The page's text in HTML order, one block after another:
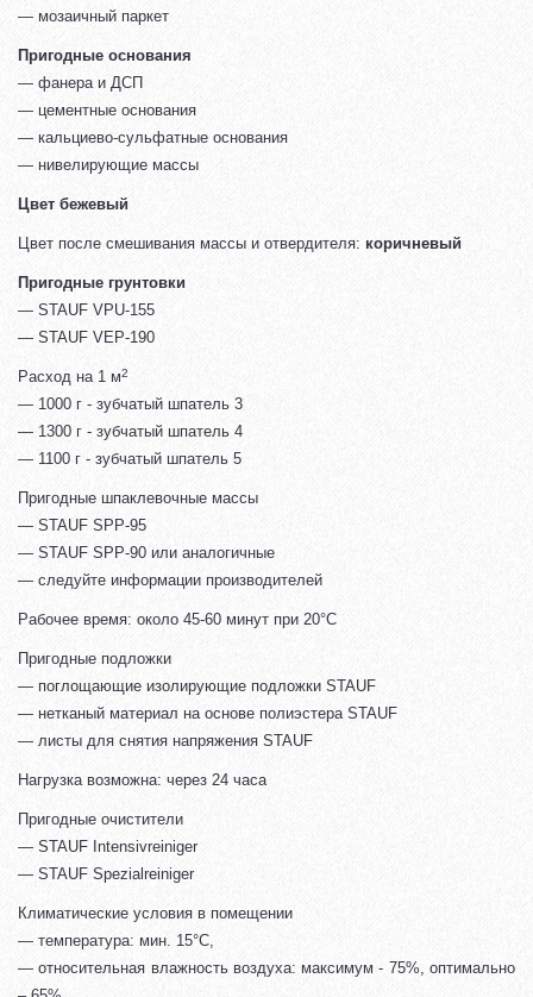
— мозаичный паркет
Пригодные основания
— фанера и ДСП
— цементные основания
— кальциево-сульфатные основания
— нивелирующие массы
Цвет бежевый
Цвет после смешивания массы и отвердителя: коричневый
Пригодные грунтовки
— STAUF VPU-155
— STAUF VEP-190
Расход на 1 м2
— 1000 г - зубчатый шпатель 3
— 1300 г - зубчатый шпатель 4
— 1100 г - зубчатый шпатель 5
Пригодные шпаклевочные массы
— STAUF SPP-95
— STAUF SPP-90 или аналогичные
— следуйте информации производителей
Рабочее время: около 45-60 минут при 20°С
Пригодные подложки
— поглощающие изолирующие подложки STAUF
— нетканый материал на основе полиэстера STAUF
— листы для снятия напряжения STAUF
Нагрузка возможна: через 24 часа
Пригодные очистители
— STAUF Intensivreiniger
— STAUF Spezialreiniger
Климатические условия в помещении
— температура: мин. 15°С,
— относительная влажность воздуха: максимум - 75%, оптимально